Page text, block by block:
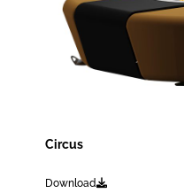
Circus
Download